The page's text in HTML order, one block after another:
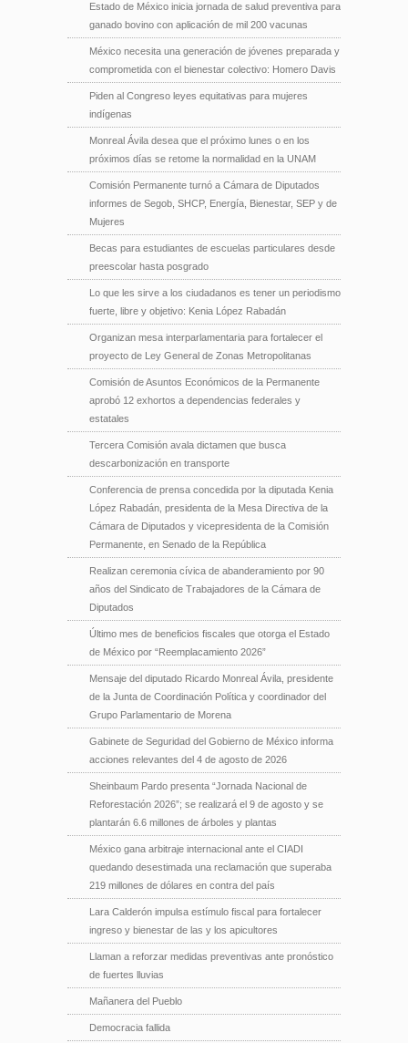
Estado de México inicia jornada de salud preventiva para
ganado bovino con aplicación de mil 200 vacunas
México necesita una generación de jóvenes preparada y
comprometida con el bienestar colectivo: Homero Davis
Piden al Congreso leyes equitativas para mujeres
indígenas
Monreal Ávila desea que el próximo lunes o en los
próximos días se retome la normalidad en la UNAM
Comisión Permanente turnó a Cámara de Diputados
informes de Segob, SHCP, Energía, Bienestar, SEP y de
Mujeres
Becas para estudiantes de escuelas particulares desde
preescolar hasta posgrado
Lo que les sirve a los ciudadanos es tener un periodismo
fuerte, libre y objetivo: Kenia López Rabadán
Organizan mesa interparlamentaria para fortalecer el
proyecto de Ley General de Zonas Metropolitanas
Comisión de Asuntos Económicos de la Permanente
aprobó 12 exhortos a dependencias federales y
estatales
Tercera Comisión avala dictamen que busca
descarbonización en transporte
Conferencia de prensa concedida por la diputada Kenia
López Rabadán, presidenta de la Mesa Directiva de la
Cámara de Diputados y vicepresidenta de la Comisión
Permanente, en Senado de la República
Realizan ceremonia cívica de abanderamiento por 90
años del Sindicato de Trabajadores de la Cámara de
Diputados
Último mes de beneficios fiscales que otorga el Estado
de México por “Reemplacamiento 2026”
Mensaje del diputado Ricardo Monreal Ávila, presidente
de la Junta de Coordinación Política y coordinador del
Grupo Parlamentario de Morena
Gabinete de Seguridad del Gobierno de México informa
acciones relevantes del 4 de agosto de 2026
Sheinbaum Pardo presenta “Jornada Nacional de
Reforestación 2026”; se realizará el 9 de agosto y se
plantarán 6.6 millones de árboles y plantas
México gana arbitraje internacional ante el CIADI
quedando desestimada una reclamación que superaba
219 millones de dólares en contra del país
Lara Calderón impulsa estímulo fiscal para fortalecer
ingreso y bienestar de las y los apicultores
Llaman a reforzar medidas preventivas ante pronóstico
de fuertes lluvias
Mañanera del Pueblo
Democracia fallida